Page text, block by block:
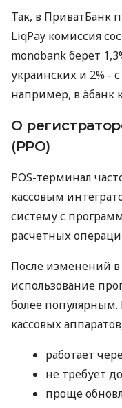
Так, в ПриватБанк
LiqPay комиссия
monobank берет
украинских и 2% -
например, в àбанк
О
(РРО)
POS-терминал
кассовым
систему с
расчетных
После изменений в
использование
более популярным.
кассовых
работает
не требует
проще